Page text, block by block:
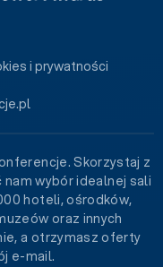
i prywatności
Skorzystaj z
wybór idealnej sali
hoteli, ośrodków,
oraz innych
a otrzymasz oferty
e-mail.